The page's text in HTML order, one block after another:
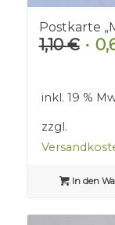
Postkarte
1,10€
1,10 €
inkl. 19 %
zzgl.
In den